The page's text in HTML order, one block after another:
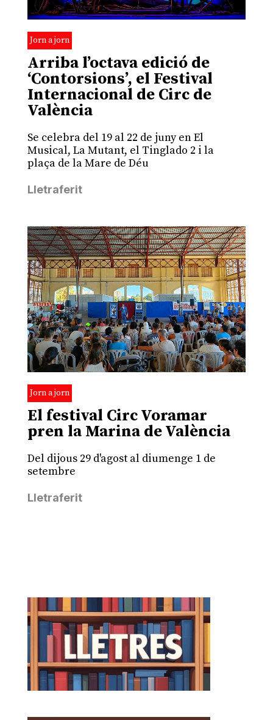
Jorn a jorn
Arriba l’octava edició de
‘Contorsions’, el Festival
Internacional de Circ de
València
Se celebra del 19 al 22 de juny en El
Musical, La Mutant, el Tinglado 2 i la
plaça de la Mare de Déu
Lletraferit
Jorn a jorn
El festival Circ Voramar
pren la Marina de València
Del dijous 29 d'agost al diumenge 1 de
setembre
Lletraferit